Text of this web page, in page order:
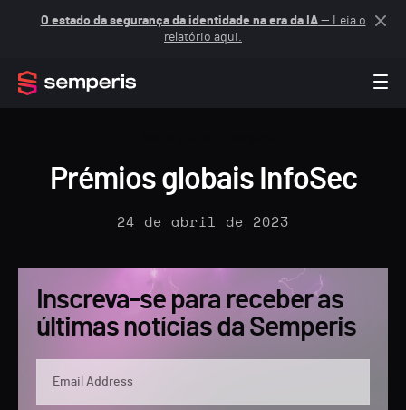
O estado da segurança da identidade na era da IA— Leia o
relatório aqui.
Prémios globais InfoSec
24 de abril de 2023
Inscreva-se para receber as
últimas notícias da Semperis